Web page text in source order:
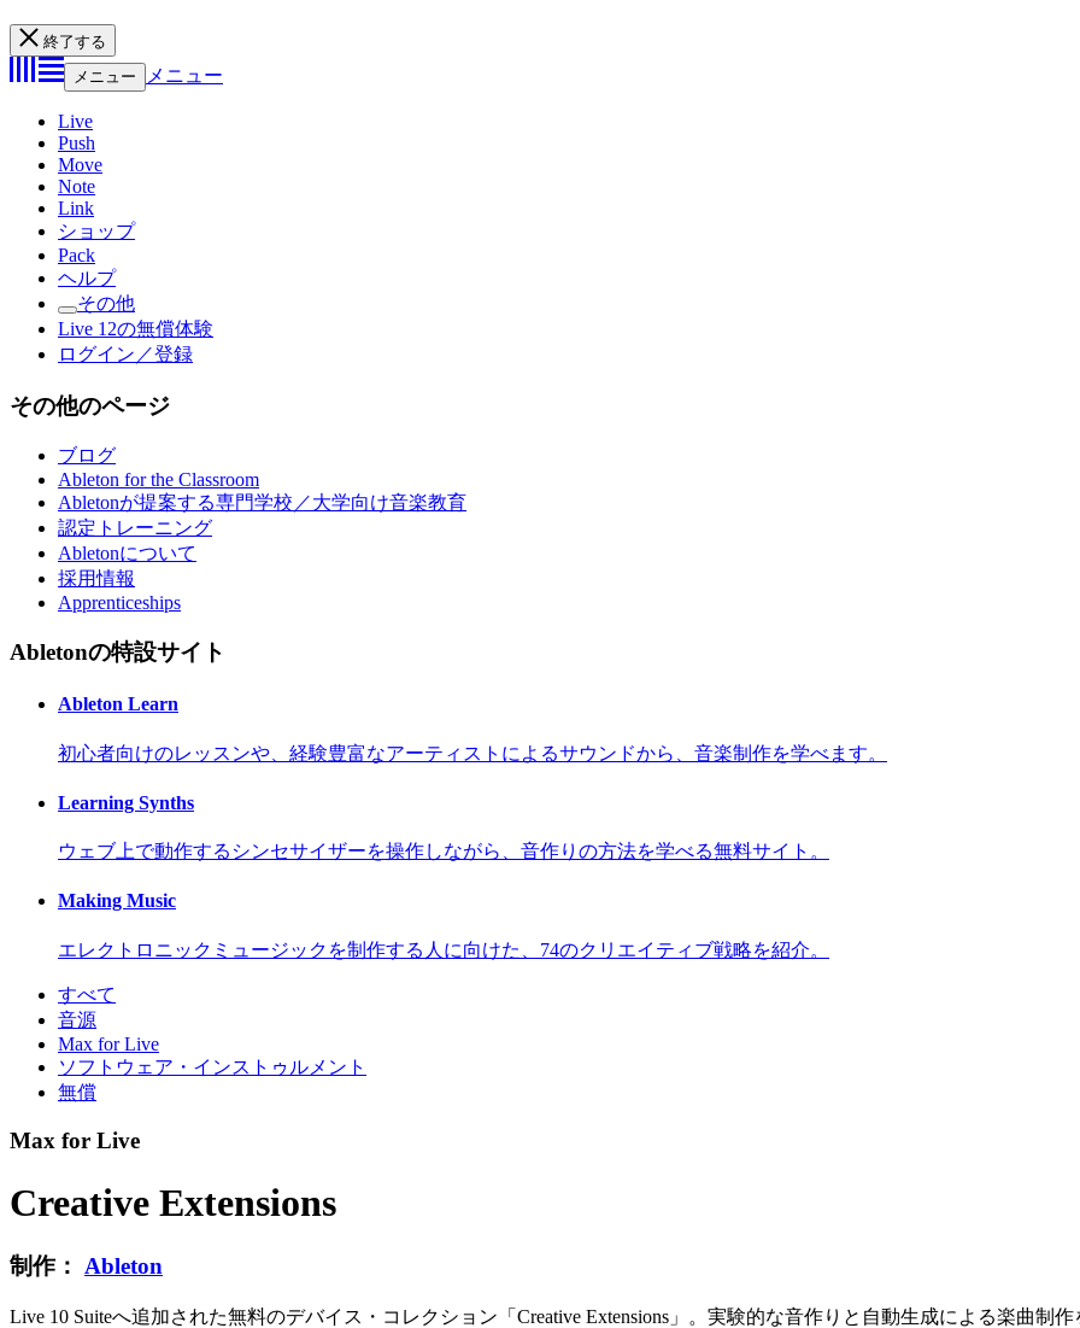
終了する
メニュー
メニュー
Live
Push
Move
Note
Link
ショップ
Pack
ヘルプ
その他
Live 12の無償体験
ログイン／登録
その他のページ
ブログ
Ableton for the Classroom
Abletonが提案する専門学校／大学向け音楽教育
認定トレーニング
Abletonについて
採用情報
Apprenticeships
Abletonの特設サイト
Ableton Learn
初心者向けのレッスンや、経験豊富なアーティストによるサウンドから、音楽制作を学べます。
Learning Synths
ウェブ上で動作するシンセサイザーを操作しながら、音作りの方法を学べる無料サイト。
Making Music
エレクトロニックミュージックを制作する人に向けた、74のクリエイティブ戦略を紹介。
すべて
音源
Max for Live
ソフトウェア・インストゥルメント
無償
Max for Live
Creative Extensions
制作： Ableton
Live 10 Suiteへ追加された無料のデバイス・コレクション「Creative Extensions」。実験的な音作りと自動生成による楽曲制作